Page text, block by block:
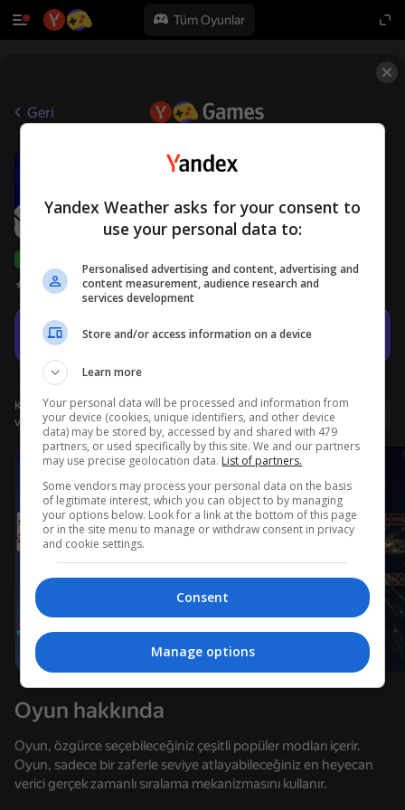
Tüm Oyunlar
Geri
Domino King 18+
Masa Oyunları
4,3 Oyuncu değerlendirmeleri
Oyna
Kullanıcı adı ile giriş yapmanız, oyunda ulaştığınız düzeyi
ve tüm başarılarınızı kaydetmenizi sağlar
Giriş yap
Oyun hakkında
Oyun, özgürce seçebileceğiniz çeşitli popüler modları içerir.
Oyun, sadece bir zaferle seviye atlayabileceğiniz en heyecan
verici gerçek zamanlı sıralama mekanizmasını kullanır.
Yandex Weather asks for your consent to
use your personal data to:
Personalised advertising and content, advertising and
content measurement, audience research and
services development
Store and/or access information on a device
Learn more
Your personal data will be processed and information from
your device (cookies, unique identifiers, and other device
data) may be stored by, accessed by and shared with 479
partners, or used specifically by this site. We and our partners
may use precise geolocation data. List of partners.
Some vendors may process your personal data on the basis
of legitimate interest, which you can object to by managing
your options below. Look for a link at the bottom of this page
or in the site menu to manage or withdraw consent in privacy
and cookie settings.
Consent
Manage options